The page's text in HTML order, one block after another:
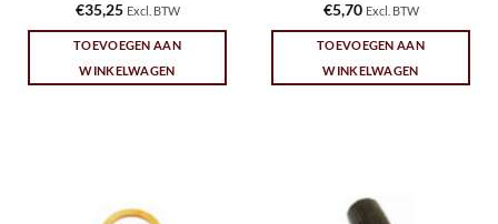
€35,25 Excl. BTW
TOEVOEGEN AAN
WINKELWAGEN
€5,70 Excl. BTW
TOEVOEGEN AAN
WINKELWAGEN